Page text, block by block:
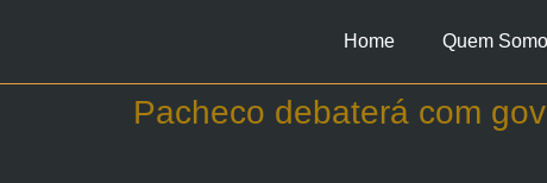
Home Quem
Pacheco debaterá com